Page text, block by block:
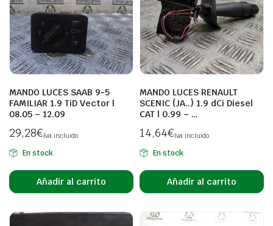
MANDO LUCES SAAB 9-5
FAMILIAR 1.9 TiD Vector |
08.05 – 12.09
29,28€Iva incluido
En stock
Añadir al carrito
MANDO LUCES RENAULT
SCENIC (JA..) 1.9 dCi Diesel
CAT | 0.99 – …
14,64€Iva incluido
En stock
Añadir al carrito